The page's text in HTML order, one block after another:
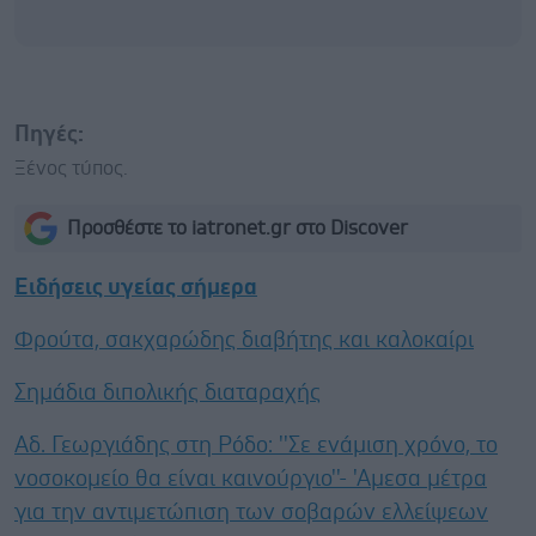
Πηγές:
Ξένος τύπος.
Προσθέστε το iatronet.gr στο Discover
Ειδήσεις υγείας σήμερα
Φρούτα, σακχαρώδης διαβήτης και καλοκαίρι
Σημάδια διπολικής διαταραχής
Αδ. Γεωργιάδης στη Ρόδο: ''Σε ενάμιση χρόνο, το
νοσοκομείο θα είναι καινούργιο''- 'Αμεσα μέτρα
για την αντιμετώπιση των σοβαρών ελλείψεων